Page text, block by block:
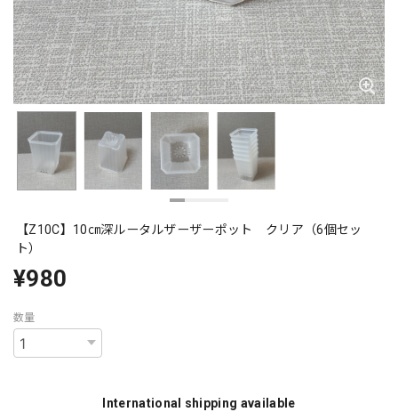
【Z10C】10㎝深ルータルザーザーポット クリア（6個セッ
ト）
¥980
数量
International shipping available